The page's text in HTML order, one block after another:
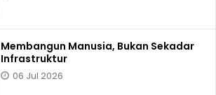
Membangun Manusia, Bukan Sekadar
Infrastruktur
06 Jul 2026